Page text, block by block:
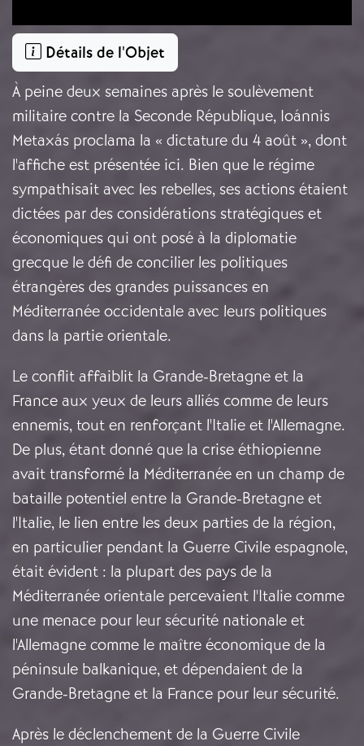
Détails de l'Objet
À peine deux semaines après le soulèvement
militaire contre la Seconde République, Ioánnis
Metaxás proclama la « dictature du 4 août », dont
l'affiche est présentée ici. Bien que le régime
sympathisait avec les rebelles, ses actions étaient
dictées par des considérations stratégiques et
économiques qui ont posé à la diplomatie
grecque le défi de concilier les politiques
étrangères des grandes puissances en
Méditerranée occidentale avec leurs politiques
dans la partie orientale.
Le conflit affaiblit la Grande-Bretagne et la
France aux yeux de leurs alliés comme de leurs
ennemis, tout en renforçant l'Italie et l'Allemagne.
De plus, étant donné que la crise éthiopienne
avait transformé la Méditerranée en un champ de
bataille potentiel entre la Grande-Bretagne et
l'Italie, le lien entre les deux parties de la région,
en particulier pendant la Guerre Civile espagnole,
était évident : la plupart des pays de la
Méditerranée orientale percevaient l'Italie comme
une menace pour leur sécurité nationale et
l'Allemagne comme le maître économique de la
péninsule balkanique, et dépendaient de la
Grande-Bretagne et la France pour leur sécurité.
Après le déclenchement de la Guerre Civile